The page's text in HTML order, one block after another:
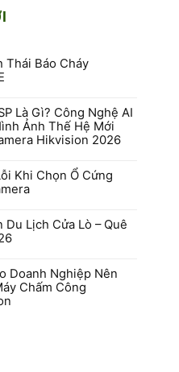
Thái Báo Cháy
Là Gì? Công Nghệ AI
Ảnh Thế Hệ Mới
Hikvision 2026
Khi Chọn Ổ Cứng
Du Lịch Cửa Lò – Quê
Doanh Nghiệp Nên
Chấm Công